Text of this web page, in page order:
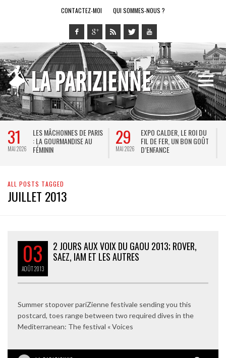
CONTACTEZ-MOI QUI SOMMES-NOUS ?
31
MAI 2026
LES MÂCHONNES DE PARIS
: LA GOURMANDISE AU
FÉMININ
29
MAI 2026
EXPO CALDER, LE ROI DU
FIL DE FER, UN BON GOÛT
D’ENFANCE
ALL POSTS TAGGED
JUILLET 2013
03
AOÛT2013
2 JOURS AUX VOIX DU GAOU 2013; ROVER,
SAEZ, IAM ET LES AUTRES
Summer stopover pariZienne festivale sending you this
postcard, toes range between two required dives in the
Mediterranean: The festival « Voices